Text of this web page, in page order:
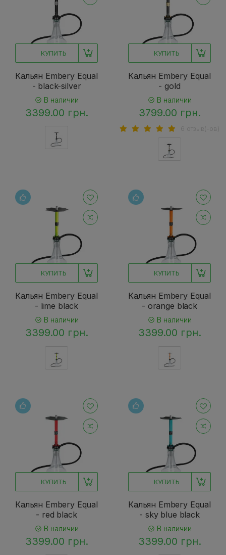
КУПИТЬ
Кальян Embery Equal
- black-silver
В наличии
3399.00 грн.
КУПИТЬ
Кальян Embery Equal
- gold
В наличии
3799.00 грн.
6 отзыв(-ов)
КУПИТЬ
Кальян Embery Equal
- lime black
В наличии
3399.00 грн.
КУПИТЬ
Кальян Embery Equal
- orange black
В наличии
3399.00 грн.
КУПИТЬ
Кальян Embery Equal
- red black
В наличии
3399.00 грн.
КУПИТЬ
Кальян Embery Equal
- sky blue black
В наличии
3399.00 грн.